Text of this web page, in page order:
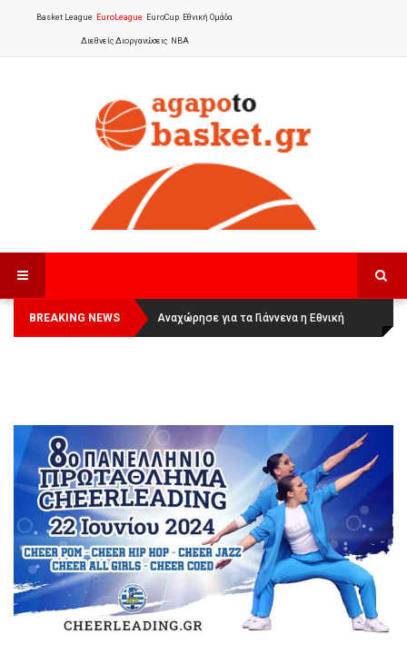
Basket League EuroLeague EuroCup Εθνική Ομάδα
Διεθνείς Διοργανώσεις NBA
BREAKING NEWS
Οι Πάνθηρες Καβάλας στην Women
Basketball League 1
Αναχώρησε για τα Γιάννενα η Εθνική
Γυναικών: